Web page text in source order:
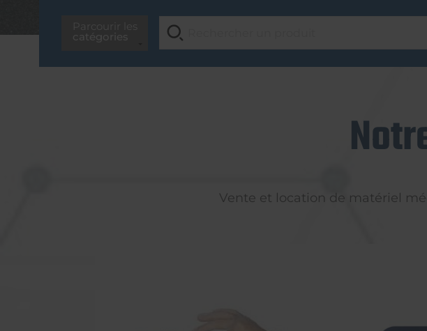
Vente et location de matériel